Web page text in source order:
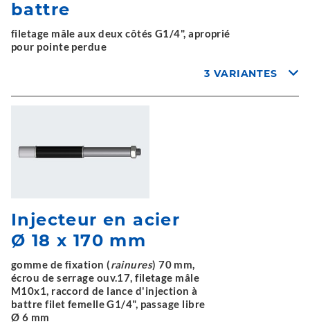
battre
filetage mâle aux deux côtés G1/4", aproprié
pour pointe perdue
3 VARIANTES
Injecteur en acier
Ø 18 x 170 mm
gomme de fixation (rainures) 70 mm,
écrou de serrage ouv.17, filetage mâle
M10x1, raccord de lance d'injection à
battre filet femelle G1/4", passage libre
Ø 6 mm